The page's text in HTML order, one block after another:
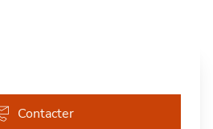
Contacter